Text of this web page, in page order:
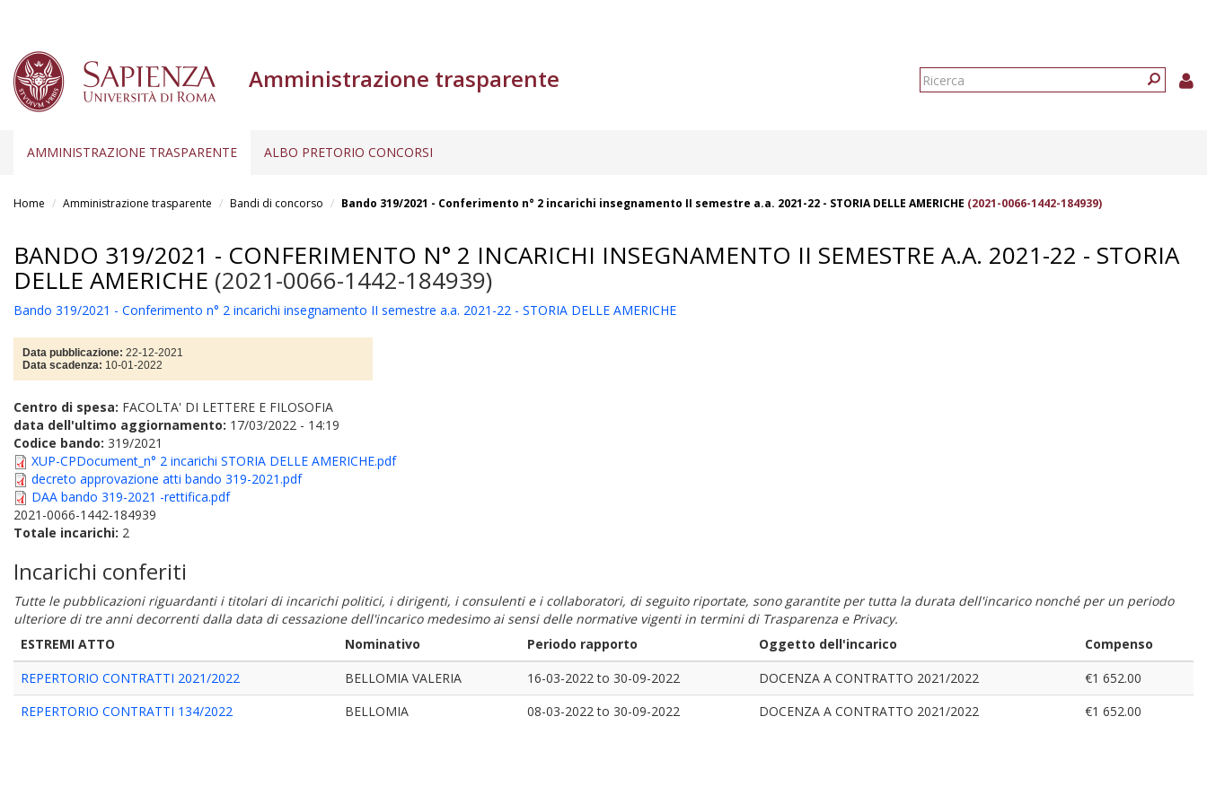
Amministrazione trasparente
Form
AMMINISTRAZIONE TRASPARENTE ALBO PRETORIO CONCORSI
Home Amministrazione trasparente Bandi di concorso Bando 319/2021 - Conferimento n° 2 incarichi insegnamento II semestre a.a. 2021-22 - STORIA DELLE AMERICHE (2021-0066-1442-184939)
BANDO 319/2021 - CONFERIMENTO N° 2 INCARICHI INSEGNAMENTO II SEMESTRE A.A. 2021-22 - STORIA
DELLE AMERICHE (2021-0066-1442-184939)
Bando 319/2021 - Conferimento n° 2 incarichi insegnamento II semestre a.a. 2021-22 - STORIA DELLE AMERICHE
Data pubblicazione: 22-12-2021
Data scadenza: 10-01-2022
Centro di spesa: FACOLTA' DI LETTERE E FILOSOFIA
data dell'ultimo aggiornamento: 17/03/2022 - 14:19
Codice bando: 319/2021
XUP-CPDocument_n° 2 incarichi STORIA DELLE AMERICHE.pdf
decreto approvazione atti bando 319-2021.pdf
DAA bando 319-2021 -rettifica.pdf
2021-0066-1442-184939
Totale incarichi: 2
Incarichi conferiti
Tutte le pubblicazioni riguardanti i titolari di incarichi politici, i dirigenti, i consulenti e i collaboratori, di seguito riportate, sono garantite per tutta la durata dell'incarico nonché per un periodo
ulteriore di tre anni decorrenti dalla data di cessazione dell'incarico medesimo ai sensi delle normative vigenti in termini di Trasparenza e Privacy.
ESTREMI ATTO
Nominativo Periodo rapporto Oggetto dell'incarico
Compenso
REPERTORIO CONTRATTI 2021/2022
BELLOMIA VALERIA 16-03-2022to 30-09-2022 DOCENZA A CONTRATTO 2021/2022
€1 652.00
REPERTORIO CONTRATTI 134/2022
BELLOMIA 08-03-2022to 30-09-2022 DOCENZA A CONTRATTO 2021/2022 €1 652.00